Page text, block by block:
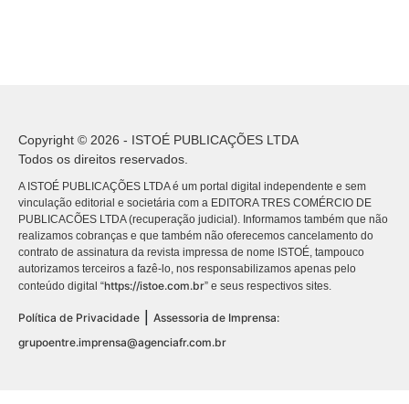
Copyright © 2026 - ISTOÉ PUBLICAÇÕES LTDA
Todos os direitos reservados.
A ISTOÉ PUBLICAÇÕES LTDA é um portal digital independente e sem
vinculação editorial e societária com a EDITORA TRES COMÉRCIO DE
PUBLICACÕES LTDA (recuperação judicial). Informamos também que não
realizamos cobranças e que também não oferecemos cancelamento do
contrato de assinatura da revista impressa de nome ISTOÉ, tampouco
autorizamos terceiros a fazê-lo, nos responsabilizamos apenas pelo
conteúdo digital “https://istoe.com.br” e seus respectivos sites.
Política de Privacidade
Assessoria de Imprensa:
grupoentre.imprensa@agenciafr.com.br